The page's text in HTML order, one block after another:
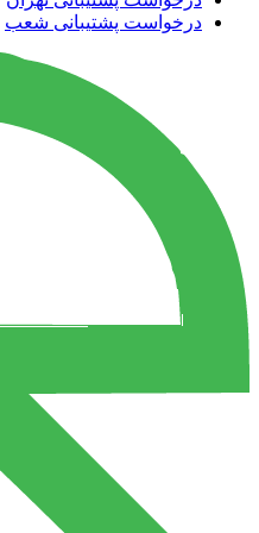
درخواست پشتیبانی شعب